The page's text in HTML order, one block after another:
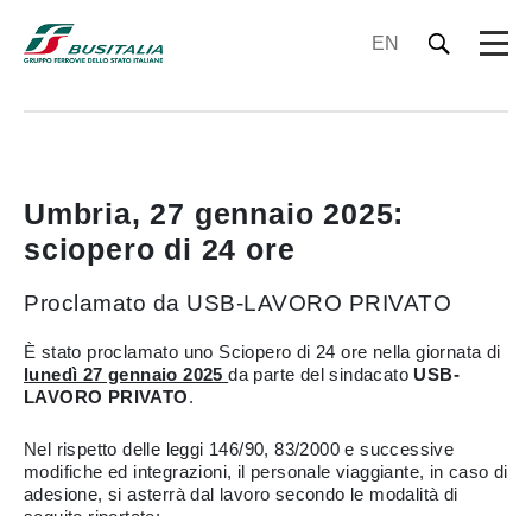
EN
Umbria, 27 gennaio 2025:
sciopero di 24 ore
Proclamato da USB-LAVORO PRIVATO
È stato proclamato uno Sciopero di 24 ore nella giornata di
lunedì 27 gennaio 2025da parte del sindacato USB-
LAVORO PRIVATO.
Nel rispetto delle leggi 146/90, 83/2000 e successive
modifiche ed integrazioni, il personale viaggiante, in caso di
adesione, si asterrà dal lavoro secondo le modalità di